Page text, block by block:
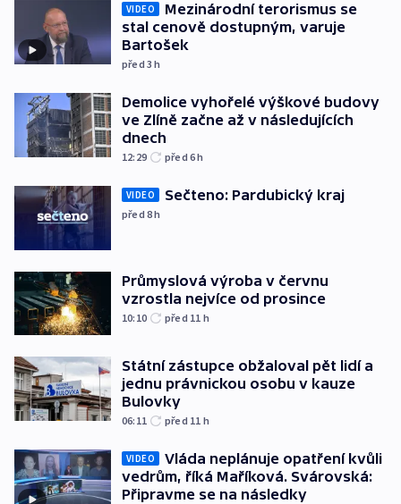
VIDEO
Mezinárodní terorismus se
stal cenově dostupným, varuje
Bartošek
před 3h
Demolice vyhořelé výškové budovy
ve Zlíně začne až v následujících
dnech
12:29 před 6h
VIDEO Sečteno: Pardubický kraj
před 8h
Průmyslová výroba v červnu
vzrostla nejvíce od prosince
10:10 před 11 h
Státní zástupce obžaloval pět lidí a
jednu právnickou osobu v kauze
Bulovky
06:11 před 11 h
VIDEO
Vláda neplánuje opatření kvůli
vedrům, říká Maříková. Svárovská:
Připravme se na následky